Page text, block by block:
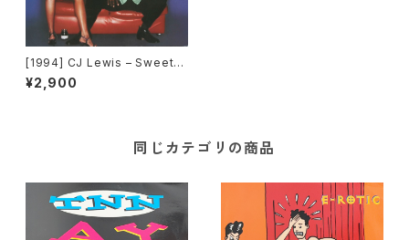
[1994] CJ Lewis – Sweets
For My Sweet [Black Mark
et International]
¥2,900
同じカテゴリの商品